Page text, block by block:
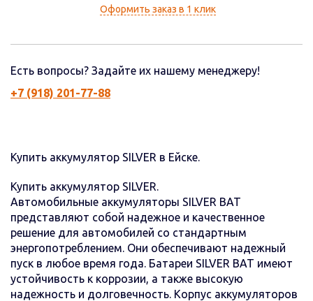
Оформить заказ в 1 клик
Есть вопросы? Задайте их нашему менеджеру!
+7 (918) 201-77-88
Купить аккумулятор SILVER в Ейске.
Купить аккумулятор SILVER.
Автомобильные аккумуляторы SILVER BAT
представляют собой надежное и качественное
решение для автомобилей со стандартным
энергопотреблением. Они обеспечивают надежный
пуск в любое время года. Батареи SILVER BAT имеют
устойчивость к коррозии, а также высокую
надежность и долговечность. Корпус аккумуляторов